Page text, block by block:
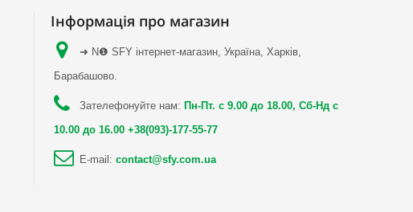
Інформація про магазин
➜ N❶ SFY інтернет-магазин, Україна, Харків,
Барабашово.
Зателефонуйте нам: Пн-Пт. с 9.00 до 18.00, Сб-Нд с
10.00 до 16.00 +38(093)-177-55-77
E-mail: contact@sfy.com.ua